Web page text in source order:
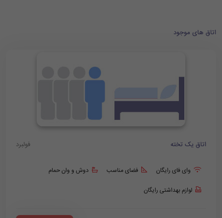
اتاق های موجود
اتاق یک تخته فولبرد
وای فای رایگان فضای مناسب دوش و وان حمام
لوازم بهداشتی رایگان